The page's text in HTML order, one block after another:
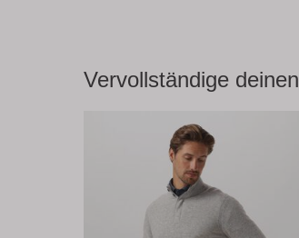
Vervollständige deinen